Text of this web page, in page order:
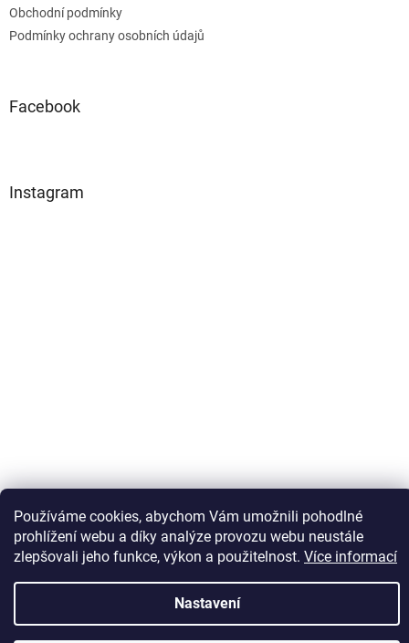
Používáme cookies, abychom Vám umožnili pohodlné
prohlížení webu a díky analýze provozu webu neustále
zlepšovali jeho funkce, výkon a použitelnost. Více informací
Nastavení
Obchodní podmínky
Podmínky ochrany osobních údajů
Facebook
Instagram
Sledovat na Instagramu
Vytvořil Shoptet